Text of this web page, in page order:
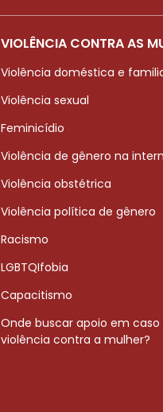
VIOLÊNCIA CONTRA AS
Violência doméstica e
Violência sexual
Feminicídio
Violência de gênero na
Violência obstétrica
Violência política de gênero
Racismo
LGBTQIfobia
Capacitismo
Onde buscar apoio em caso
violência contra a mulher?